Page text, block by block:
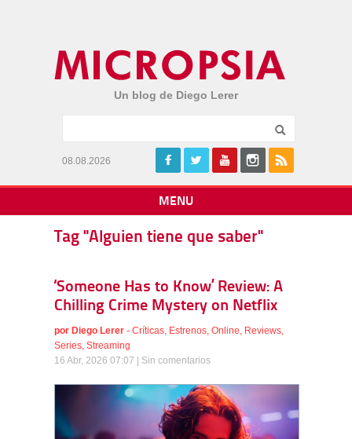
Un blog de Diego Lerer
08.08.2026
MENU
Tag "Alguien tiene que saber"
‘Someone Has to Know’ Review: A
Chilling Crime Mystery on Netflix
por Diego Lerer - Críticas, Estrenos, Online, Reviews,
Series, Streaming
16 Abr, 2026 07:07 | Sin comentarios